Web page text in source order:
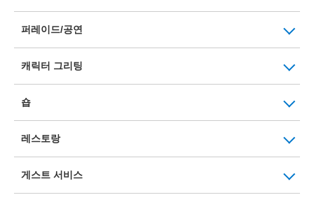
퍼레이드/공연
캐릭터 그리팅
숍
레스토랑
게스트 서비스